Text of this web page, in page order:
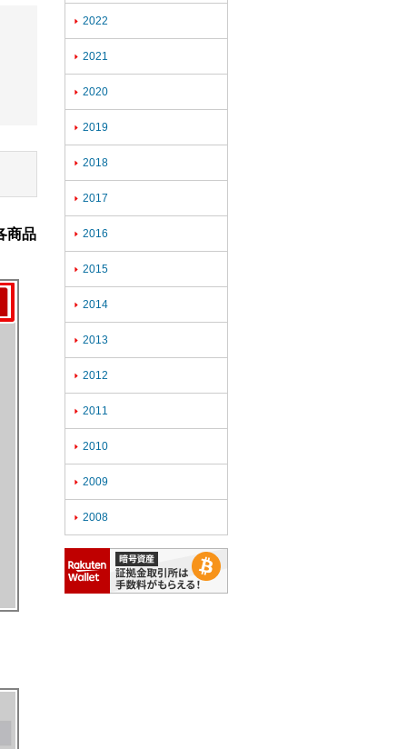
商品
 2022
 2021
 2020
 2019
 2018
 2017
 2016
 2015
 2014
 2013
 2012
 2011
 2010
 2009
 2008